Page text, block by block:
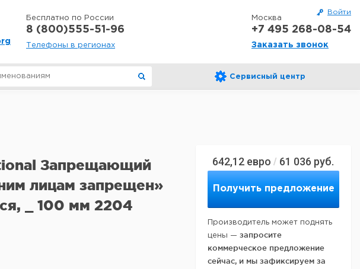
Войти
Бесплатно по России
8 (800)555-51-96
Телефоны в регионах
Москва
+7 495 268-08-54
Заказать звонок
Сервисный центр
642,12 евро / 61 036 руб.
Получить предложение
Производитель может поднять
цены — запросите
коммерческое предложение
сейчас, и мы зафиксируем за
Запрещающий
лицам запрещен»
_ 100 мм 2204